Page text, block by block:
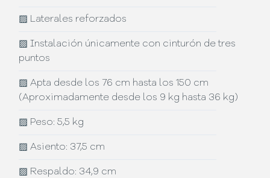
▨ Laterales reforzados
▨Instalación únicamente con cinturón de tres
puntos
▨Apta desde los 76 cm hasta los 150 cm
(Aproximadamente desde los 9 kg hasta 36 kg)
▨ Peso: 5,5 kg
▨Asiento: 37,5 cm
▨ Respaldo: 34,9 cm